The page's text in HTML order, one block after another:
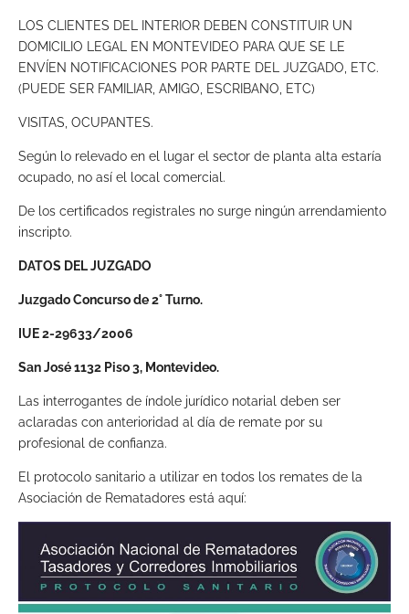
LOS CLIENTES DEL INTERIOR DEBEN CONSTITUIR UN
DOMICILIO LEGAL EN MONTEVIDEO PARA QUE SE LE
ENVÍEN NOTIFICACIONES POR PARTE DEL JUZGADO, ETC.
(PUEDE SER FAMILIAR, AMIGO, ESCRIBANO, ETC)
VISITAS, OCUPANTES.
Según lo relevado en el lugar el sector de planta alta estaría
ocupado, no así el local comercial.
De los certificados registrales no surge ningún arrendamiento
inscripto.
DATOS DEL JUZGADO
Juzgado Concurso de 2° Turno.
IUE 2-29633/2006
San José 1132 Piso 3, Montevideo.
Las interrogantes de índole jurídico notarial deben ser
aclaradas con anterioridad al día de remate por su
profesional de confianza.
El protocolo sanitario a utilizar en todos los remates de la
Asociación de Rematadores está aquí: